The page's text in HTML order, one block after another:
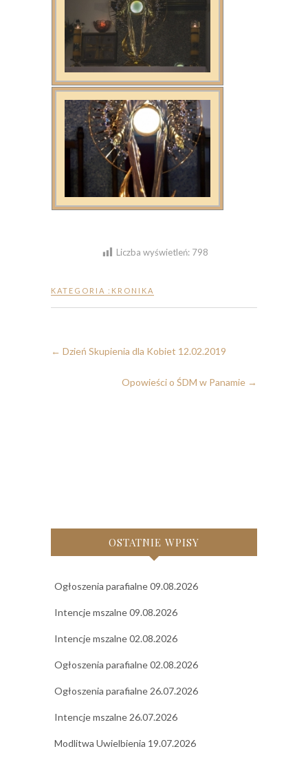
Liczba wyświetleń: 798
KATEGORIA : KRONIKA
← Dzień Skupienia dla Kobiet 12.02.2019
Opowieści o ŚDM w Panamie →
OSTATNIE WPISY
Ogłoszenia parafialne 09.08.2026
Intencje mszalne 09.08.2026
Intencje mszalne 02.08.2026
Ogłoszenia parafialne 02.08.2026
Ogłoszenia parafialne 26.07.2026
Intencje mszalne 26.07.2026
Modlitwa Uwielbienia 19.07.2026